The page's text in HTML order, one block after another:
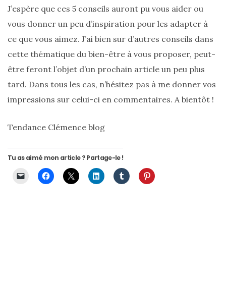
Actualités
(5)
mode
Derniers
achats
(45)
J’espère que ces 5 conseils auront pu vous aider ou
vous donner un peu d’inspiration pour les adapter à
ce que vous aimez. J’ai bien sur d’autres conseils dans
cette thématique du bien-être à vous proposer, peut-
être feront l’objet d’un prochain article un peu plus
tard. Dans tous les cas, n’hésitez pas à me donner vos
impressions sur celui-ci en commentaires. A bientôt !
Tendance Clémence blog
Tu as aimé mon article ? Partage-le !